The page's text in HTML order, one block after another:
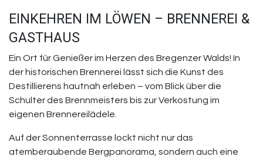
EINKEHREN IM LÖWEN – BRENNEREI &
GASTHAUS
Ein Ort für Genießer im Herzen des Bregenzer Walds! In
der historischen Brennerei lässt sich die Kunst des
Destillierens hautnah erleben – vom Blick über die
Schulter des Brennmeisters bis zur Verkostung im
eigenen Brennereilädele.
Auf der Sonnenterrasse lockt nicht nur das
atemberaubende Bergpanorama, sondern auch eine